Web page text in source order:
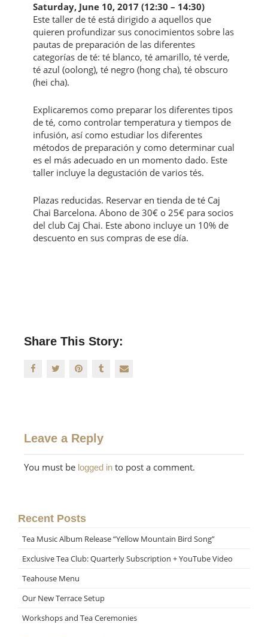
Saturday, June 10, 2017 (12:30 – 14:30)
Este taller de té está dirigido a aquellos que
quieren profundizar sus conocimientos sobre las
pautas de preparación de las diferentes
categorías de té: té blanco, té amarillo, té verde,
té azul (oolong), té negro (hong cha), té obscuro
(hei cha).
Explicaremos como preparar los diferentes tipos
de té, como controlar temperatura y tiempos de
infusión, así como estudiar los diferentes
métodos de preparación y como determinar cual
es el más adecuado en un momento dado. Este
taller incluye la degustación de varios tés.
Plazas reducidas. Reservar en tienda de té Caj
Chai Barcelona. Abono de 30€ o 25€ para socios
del club Caj Chai. Este abono incluye un 10% de
descuento en sus compras de ese día.
Share This Story:
Leave a Reply
You must be logged in to post a comment.
Recent Posts
Tea Music Album Release “Yellow Mountain Bird Song”
Exclusive Tea Club: Quarterly Subscription + YouTube Video
Teahouse Menu
Our New Terrace Setup
Workshops and Tea Ceremonies